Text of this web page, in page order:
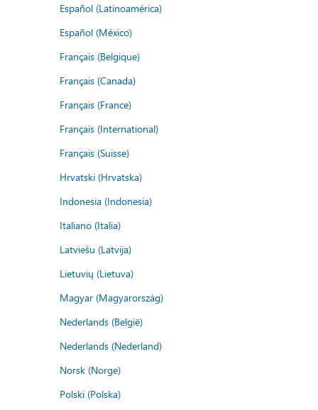
Español (Latinoamérica)
Español (México)
Français (Belgique)
Français (Canada)
Français (France)
Français (International)
Français (Suisse)
Hrvatski (Hrvatska)
Indonesia (Indonesia)
Italiano (Italia)
Latviešu (Latvija)
Lietuvių (Lietuva)
Magyar (Magyarország)
Nederlands (België)
Nederlands (Nederland)
Norsk (Norge)
Polski (Polska)